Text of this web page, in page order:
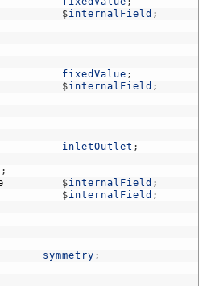
$internalField ;
fixedValue ;
$internalField ;
inletOutlet ;
;
$internalField ;
$internalField ;
symmetry ;